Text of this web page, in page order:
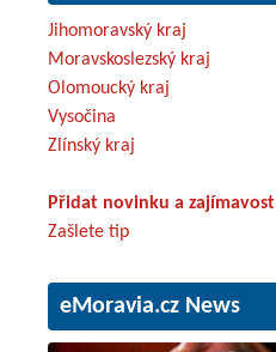
Jihomoravský kraj
Moravskoslezský kraj
Olomoucký kraj
Vysočina
Zlínský kraj
Přidat novinku a zajímavost
Zašlete tip
eMoravia.cz News